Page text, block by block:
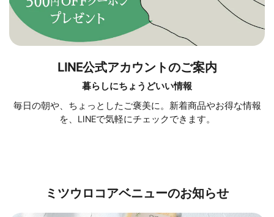
LINE公式アカウントのご案内
暮らしにちょうどいい情報
毎日の朝や、ちょっとしたご褒美に。新着商品やお得な情報
を、LINEで気軽にチェックできます。
ミツウロコアベニューのお知らせ